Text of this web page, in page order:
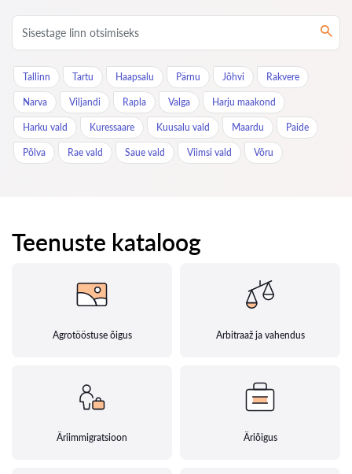
Tallinn Tartu Haapsalu Pärnu Jõhvi Rakvere
Narva Viljandi Rapla Valga Harju maakond
Harku vald Kuressaare Kuusalu vald Maardu Paide
Põlva Rae vald Saue vald Viimsi vald Võru
Teenuste kataloog
Agrotööstuse õigus Arbitraaž ja vahendus
Äriimmigratsioon Äriõigus